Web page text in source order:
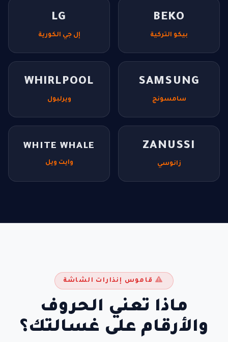
BEKO
بيكو التركية
LG
إل جي الكورية
SAMSUNG
سامسونج
WHIRLPOOL
ويرلبول
ZANUSSI
زانوسي
WHITE WHALE
وايت ويل
قاموس إنذارات الشاشة
ماذا تعني الحروف
والأرقام على غسالتك؟